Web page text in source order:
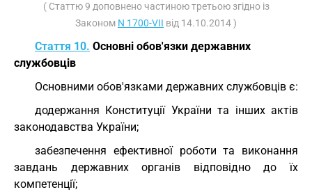
( Статтю 9 доповнено частиною третьою згідно із
Законом N 1700-VII від 14.10.2014 )
Стаття 10. Основні обов'язки державних
службовців
Основними обов'язками державних службовців є:
додержання Конституції України та інших актів
законодавства України;
забезпечення ефективної роботи та виконання
завдань державних органів відповідно до їх
компетенції;